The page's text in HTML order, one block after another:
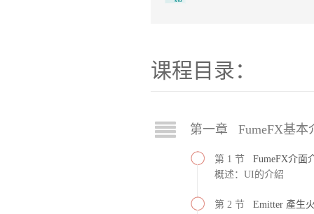
课程目录：
第一章 FumeFX基本
第 1 节 FumeFX介面
概述：UI的介紹
第 2 节 Emitter 產生